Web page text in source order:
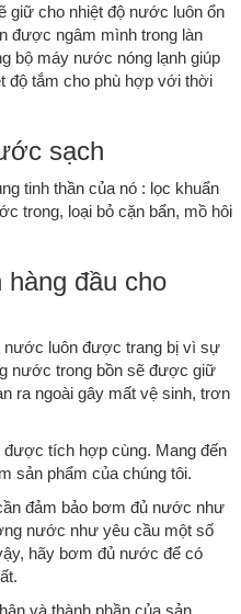
giữ cho nhiệt độ nước luôn ổn
được ngâm mình trong làn
bộ máy nước nóng lạnh giúp
độ tắm cho phù hợp với thời
sạch
tinh thần của nó : lọc khuẩn
trong, loại bỏ cặn bẩn, mồ hôi
đầu cho
nước luôn được trang bị vì sự
nước trong bồn sẽ được giữ
ra ngoài gây mất vệ sinh, trơn
tích hợp cùng. Mang đến
sản phẩm của chúng tôi.
đảm bảo bơm đủ nước như
nước như yêu cầu một số
hãy bơm đủ nước để có
và thành phần của sản